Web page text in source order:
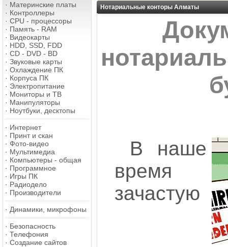
· Материнские платы
· Контроллеры
· CPU - процессоры
· Память - RAM
· Видеокарты
· HDD, SSD, FDD
· CD - DVD - BD
· Звуковые карты
· Охлаждение ПК
· Корпуса ПК
· Электропитание
· Мониторы и ТВ
· Манипуляторы
· Ноутбуки, десктопы
· Интернет
· Принт и скан
· Фото-видео
· Мультимедиа
· Компьютеры - общая
· Программное
· Игры ПК
· Радиодело
· Производители
· Динамики, микрофоны
· Безопасность
· Телефония
· Создание сайтов
Нотариальные конторы Алматы
В наше
время
зачастую